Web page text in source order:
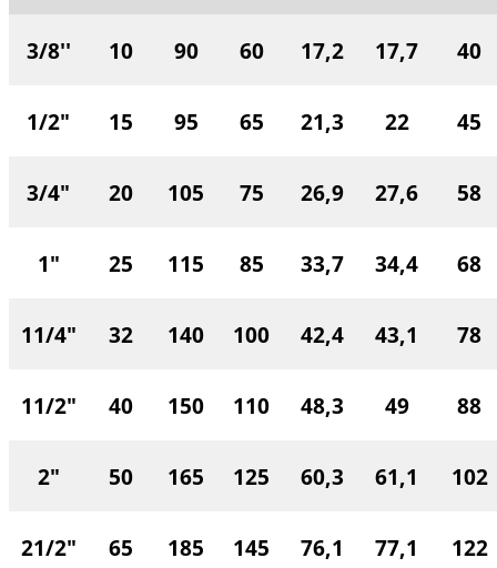
3/8'' 10 90 60 17,2 17,7 40
1/2" 15 95 65 21,3 22 45
3/4" 20 105 75 26,9 27,6 58
1" 25 115 85 33,7 34,4 68
11/4" 32 140 100 42,4 43,1 78
11/2" 40 150 110 48,3 49 88
2" 50 165 125 60,3 61,1 102
21/2" 65 185 145 76,1 77,1 122